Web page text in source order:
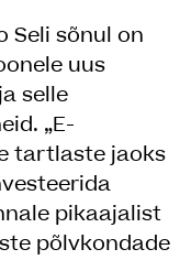
Seli sõnul on
uus
selle
„E-
tartlaste jaoks
pikaajalist
põlvkondade